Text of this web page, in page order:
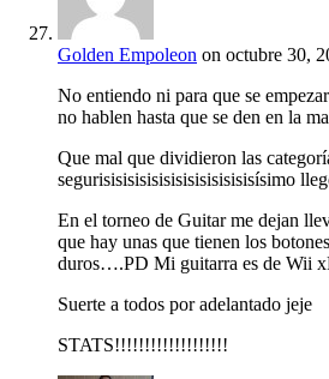
Golden Empoleon on octubre 30,
No entiendo ni para que se
no hablen hasta que se den en la
Que mal que dividieron las
segurisisisisisisisisisisisisisísimo
En el torneo de Guitar me dejan
que hay unas que tienen los
duros….PD Mi guitarra es de Wii
Suerte a todos por adelantado jeje
STATS!!!!!!!!!!!!!!!!!!!